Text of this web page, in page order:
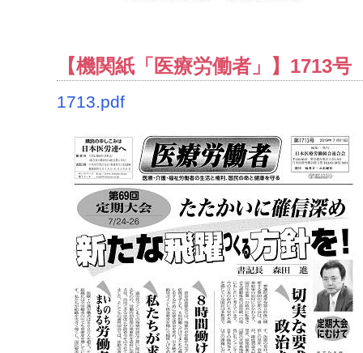
【機関紙「医療労働者」】1713号
1713.pdf